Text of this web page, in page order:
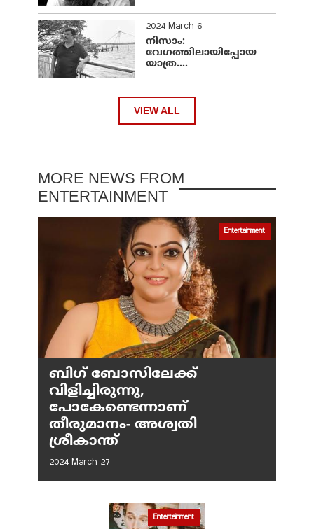
2024 March 6
നിസാം:
വേഗത്തിലായിപ്പോയ
യാത്ര....
VIEW ALL
MORE NEWS FROM
ENTERTAINMENT
Entertainment
ബിഗ് ബോസിലേക്ക്
വിളിച്ചിരുന്നു,
പോകേണ്ടെന്നാണ്
തീരുമാനം- അശ്വതി
ശ്രീകാന്ത്
2024 March 27
Entertainment